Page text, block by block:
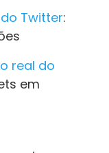
Twitter:
real do
em